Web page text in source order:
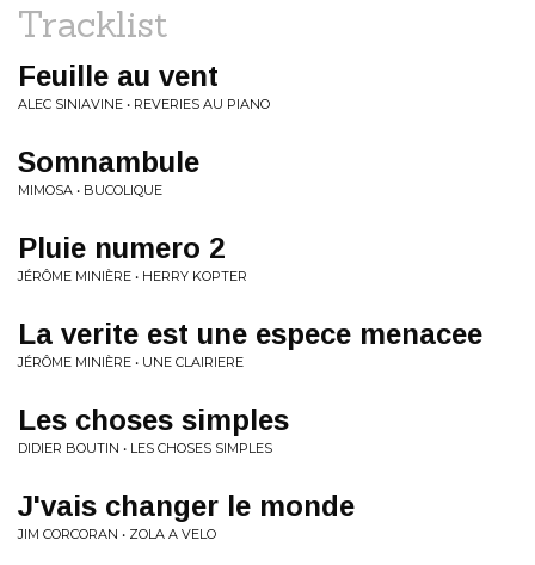
Tracklist
Feuille au vent
ALEC SINIAVINE • REVERIES AU PIANO
Somnambule
MIMOSA • BUCOLIQUE
Pluie numero 2
JÉRÔME MINIÈRE • HERRY KOPTER
La verite est une espece menacee
JÉRÔME MINIÈRE • UNE CLAIRIERE
Les choses simples
DIDIER BOUTIN • LES CHOSES SIMPLES
J'vais changer le monde
JIM CORCORAN • ZOLA A VELO